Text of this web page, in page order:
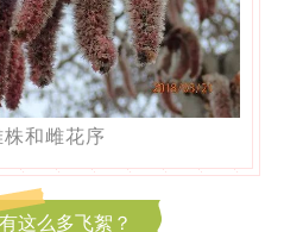
和雌花序
这么多飞絮？